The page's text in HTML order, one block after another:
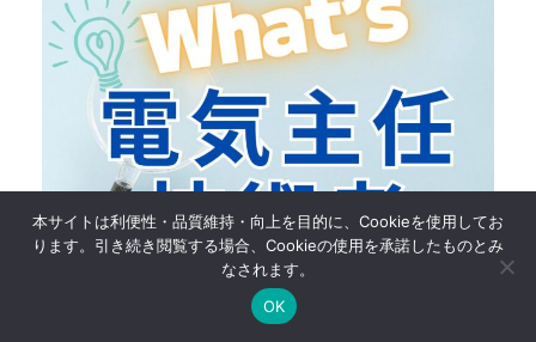
電気主任技術者とは？仕事・試験の概要・合
本サイトは利便性・品質維持・向上を目的に、Cookieを使用してお
ります。引き続き閲覧する場合、Cookieの使用を承諾したものとみ
なされます。
OK